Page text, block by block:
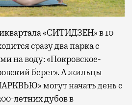
«СИТИДЗЕН» в 10
сразу два парка с
на воду: «Покровское-
берег». А жильцы
могут начать день с
летних дубов в